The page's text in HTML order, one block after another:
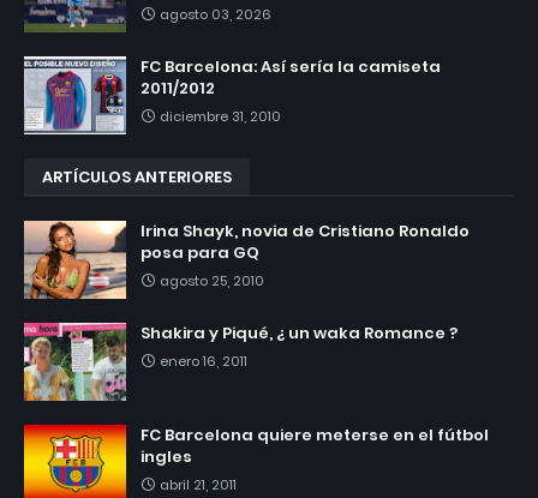
agosto 03, 2026
FC Barcelona: Así sería la camiseta
2011/2012
diciembre 31, 2010
ARTÍCULOS ANTERIORES
Irina Shayk, novia de Cristiano Ronaldo
posa para GQ
agosto 25, 2010
Shakira y Piqué, ¿ un waka Romance ?
enero 16, 2011
FC Barcelona quiere meterse en el fútbol
ingles
abril 21, 2011